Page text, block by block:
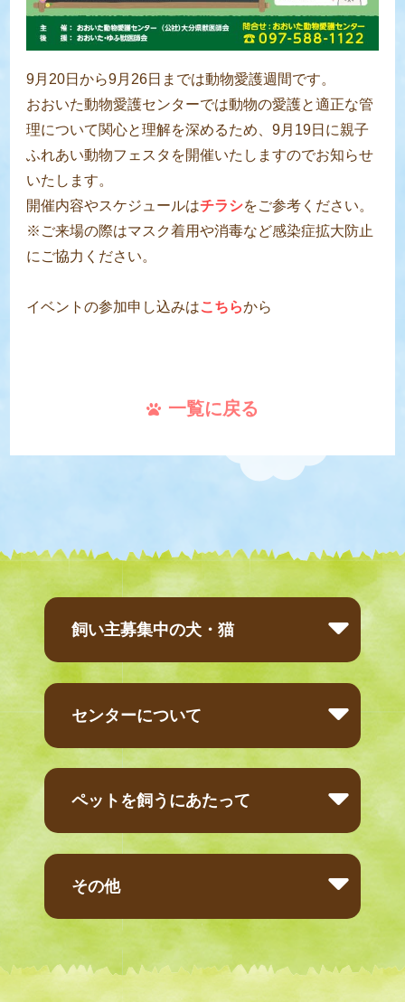
9月20日から9月26日までは動物愛護週間です。
おおいた動物愛護センターでは動物の愛護と適正な管
理について関心と理解を深めるため、9月19日に親子
ふれあい動物フェスタを開催いたしますのでお知らせ
いたします。
開催内容やスケジュールはチラシをご参考ください。
※ご来場の際はマスク着用や消毒など感染症拡大防止
にご協力ください。
イベントの参加申し込みはこちらから
一覧に戻る
飼い主募集中の犬・猫
センターについて
ペットを飼うにあたって
その他